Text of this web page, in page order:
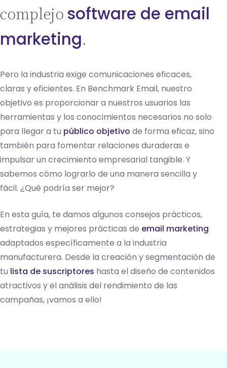
complejo software de email
marketing.
Pero la industria exige comunicaciones eficaces,
claras y eficientes. En Benchmark Email, nuestro
objetivo es proporcionar a nuestros usuarios las
herramientas y los conocimientos necesarios no solo
para llegar a tu público objetivo de forma eficaz, sino
también para fomentar relaciones duraderas e
impulsar un crecimiento empresarial tangible. Y
sabemos cómo lograrlo de una manera sencilla y
fácil. ¿Qué podría ser mejor?
En esta guía, te damos algunos consejos prácticos,
estrategias y mejores prácticas de email marketing
adaptados específicamente a la industria
manufacturera. Desde la creación y segmentación de
tu lista de suscriptores hasta el diseño de contenidos
atractivos y el análisis del rendimiento de las
campañas, ¡vamos a ello!